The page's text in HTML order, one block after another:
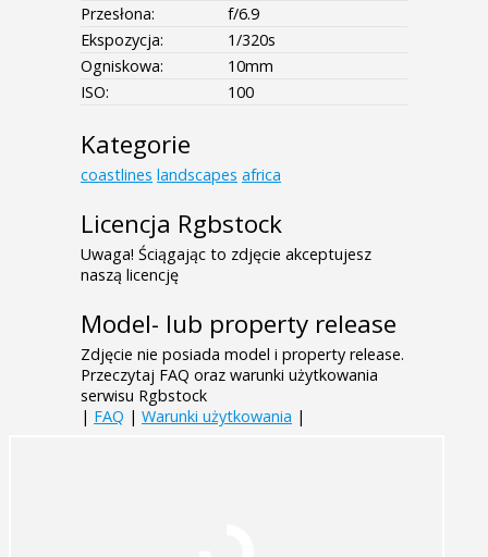
Przesłona:
f/6.9
Ekspozycja:
1/320s
Ogniskowa:
10mm
ISO:
100
Kategorie
coastlines landscapes africa
Licencja Rgbstock
Uwaga! Ściągając to zdjęcie akceptujesz
naszą licencję
Model- lub property release
Zdjęcie nie posiada model i property release.
Przeczytaj FAQ oraz warunki użytkowania
serwisu Rgbstock
| FAQ | Warunki użytkowania |